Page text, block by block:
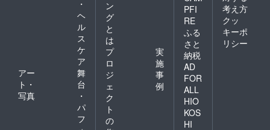
・
ヘ
ル
ス
ケ
ア
アー
ト・
写真
舞
台
・
パ
フ
ン
グ
と
は
プ
ロ
ジ
ェ
ク
ト
の
実
施
事
例
PFI
RE
ふる
さと
納税
AD
FOR
ALL
HIO
KOS
HI
考え方
クッ
キーポ
リシー